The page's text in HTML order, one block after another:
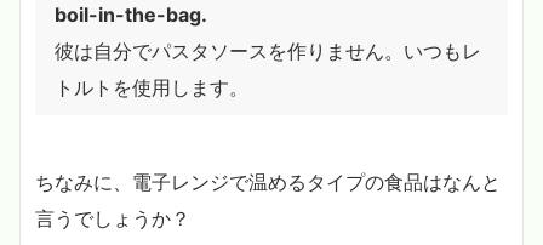
boil-in-the-bag.
彼は自分でパスタソースを作りません。いつもレ
トルトを使用します。
ちなみに、電子レンジで温めるタイプの食品はなんと
言うでしょうか？